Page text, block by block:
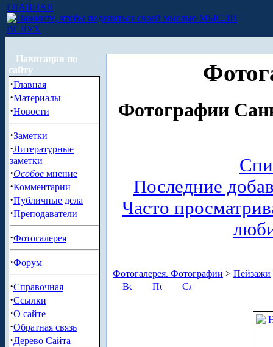
ГЛАВНАЯ
МЫСЛИ
ВСЛУХ
Навигация по
сайту
·Главная
·Материалы
·Новости
·Заметки
·Литературные
заметки
·Особое мнение
·Комментарии
·Публичные дела
·Преподаватели
·Фотогалерея
·Форум
·Справочная
·Ссылки
·О сайте
·Обратная связь
·Дерево Сайта
Фотографии
Последние
Часто
Фотогалерея. Фотографии > Пейзажи